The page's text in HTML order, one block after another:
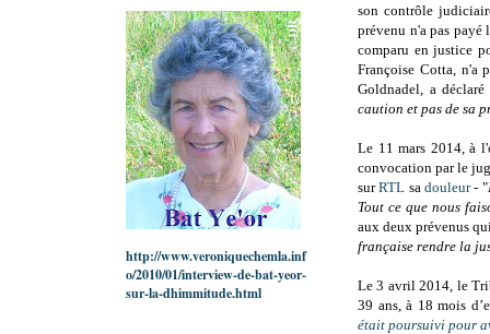
son contrôle
prévenu n'a pas payé
comparu en justice
Françoise Cotta, n'a
Goldnadel, a
caution et pas de sa
Le 11 mars 2014, à
convocation par le
surRTL sa douleur- "
Tout ce que nous
aux deux prévenus
française rendre la
Le 3 avril 2014, le
39 ans, à 18 mois
était poursuivi pour
http://www.veroniquechemla.inf
o/2010/01/interview-de-bat-yeor-
sur-la-dhimmitude.html